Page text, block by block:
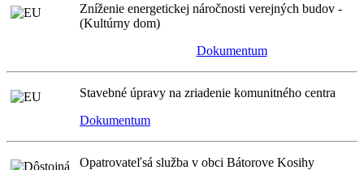
Zníženie energetickej náročnosti verejných budov -
(Kultúrny dom)
Dokumentum
Stavebné úpravy na zriadenie komunitného centra
Dokumentum
Opatrovateľsá služba v obci Bátorove Kosihy